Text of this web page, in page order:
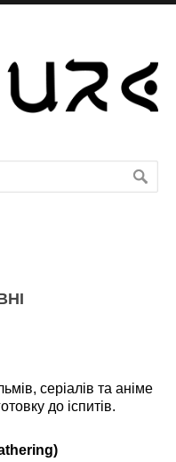
серіалів та аніме
до іспитів.